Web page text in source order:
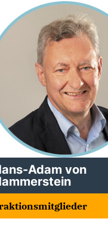
Adam von